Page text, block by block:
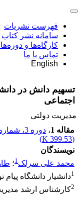
فهرست نشریات
سامانه نشر کتاب
کارگاه‌ها و
تماس با ما
English
تسهیم دانش در
اجتماعی
مدیریت دولتی
مقاله 1
، دوره 3، شماره 8
(
399.53 K
)
نویسندگان
محمد علی سرلک1؛
1دانشیار دانشگاه پیام
2کارشناس ارشد